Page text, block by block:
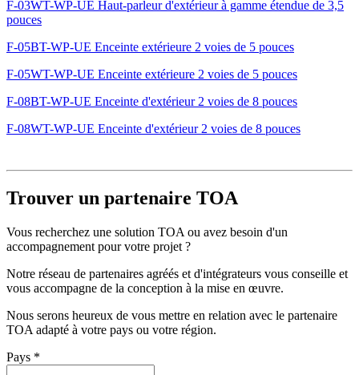
F-03WT-WP-UE Haut-parleur d'extérieur à gamme étendue de 3,5
pouces
F-05BT-WP-UE Enceinte extérieure 2 voies de 5 pouces
F-05WT-WP-UE Enceinte extérieure 2 voies de 5 pouces
F-08BT-WP-UE Enceinte d'extérieur 2 voies de 8 pouces
F-08WT-WP-UE Enceinte d'extérieur 2 voies de 8 pouces
Trouver un partenaire TOA
Vous recherchez une solution TOA ou avez besoin d'un
accompagnement pour votre projet ?
Notre réseau de partenaires agréés et d'intégrateurs vous conseille et
vous accompagne de la conception à la mise en œuvre.
Nous serons heureux de vous mettre en relation avec le partenaire
TOA adapté à votre pays ou votre région.
Pays *